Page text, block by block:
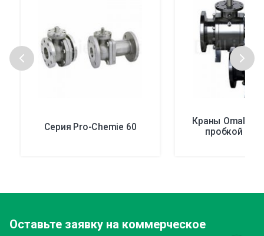
Серия Pro-Chemie 60 Краны Omal
пробкой в
Оставьте заявку на коммерческое